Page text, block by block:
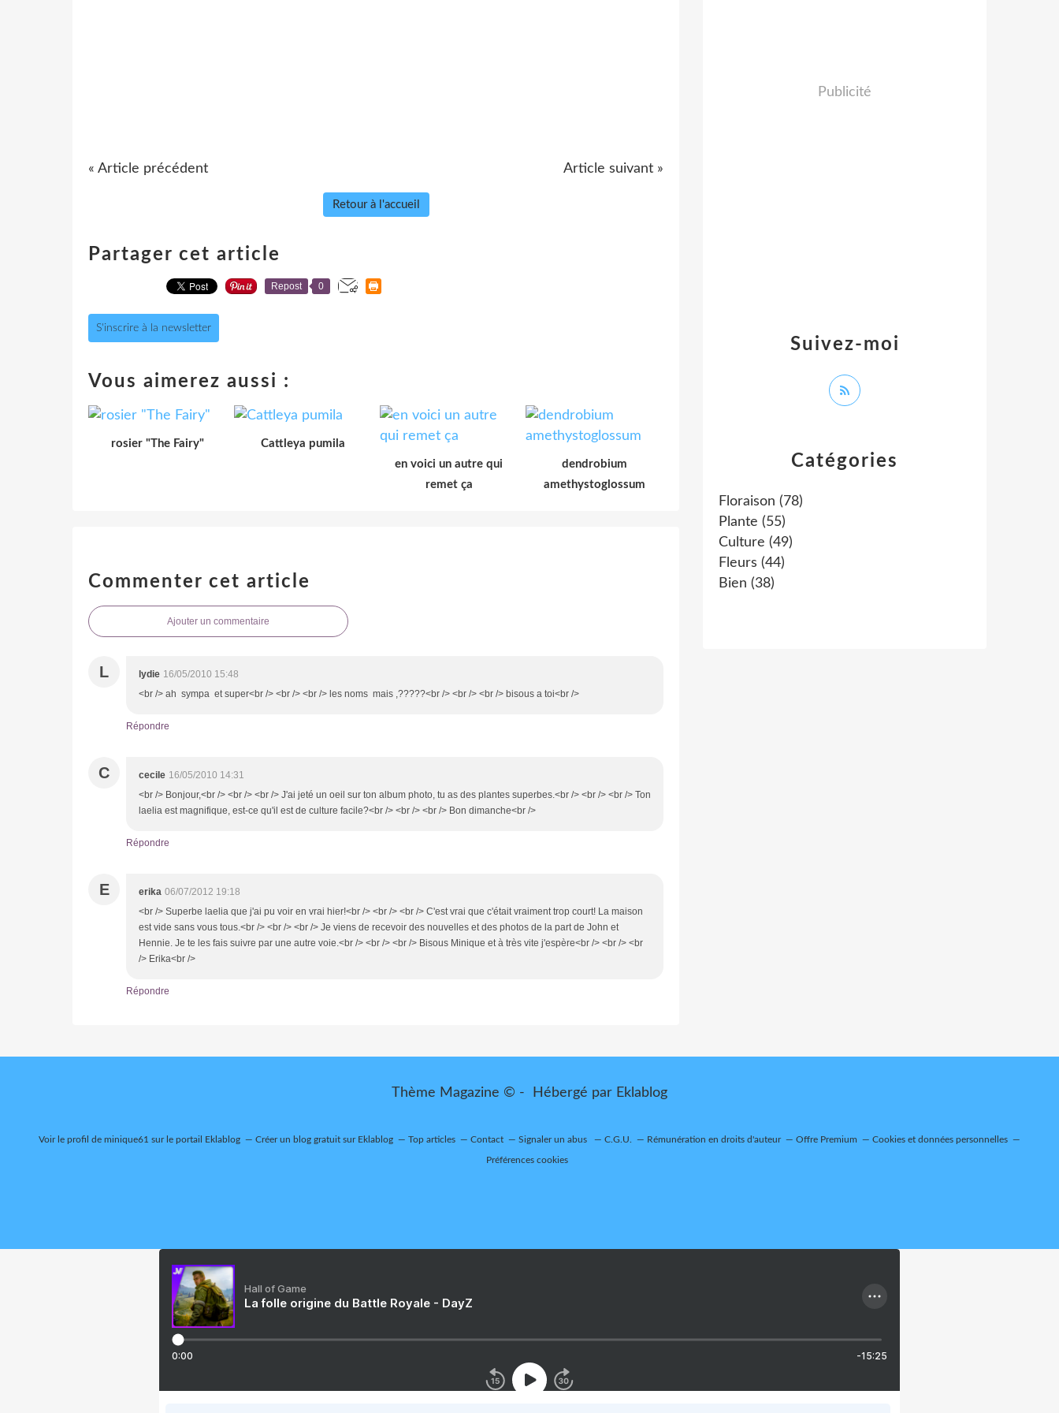
« Article précédent Article suivant »
Retour à l'accueil
Partager cet article
Repost 0
S'inscrire à la newsletter
Vous aimerez aussi :
rosier "The Fairy"
Cattleya pumila
en voici un autre qui
remet ça
dendrobium
amethystoglossum
Commenter cet article
Ajouter un commentaire
L lydie 16/05/2010 15:48
<br /> ah sympa et super<br /> <br /> <br /> les noms mais ,?????<br /> <br /> <br /> bisous a toi<br />
Répondre
C cecile 16/05/2010 14:31
<br /> Bonjour,<br /> <br /> <br /> J'ai jeté un oeil sur ton album photo, tu as des plantes superbes.<br /> <br /> <br /> Ton
laelia est magnifique, est-ce qu'il est de culture facile?<br /> <br /> <br /> Bon dimanche<br />
Répondre
E erika 06/07/2012 19:18
<br /> Superbe laelia que j'ai pu voir en vrai hier!<br /> <br /> <br /> C'est vrai que c'était vraiment trop court! La maison
est vide sans vous tous.<br /> <br /> <br /> Je viens de recevoir des nouvelles et des photos de la part de John et
Hennie. Je te les fais suivre par une autre voie.<br /> <br /> <br /> Bisous Minique et à très vite j'espère<br /> <br /> <br
/> Erika<br />
Répondre
Catégories
Floraison (78)
Plante (55)
Culture (49)
Fleurs (44)
Bien (38)
Suivez-moi
Publicité
Thème Magazine © - Hébergé par Eklablog
Voir le profil de minique61 sur le portail Eklablog Créer un blog gratuit sur Eklablog Top articles Contact Signaler un abus C.G.U. Rémunération en droits d'auteur Offre Premium Cookies et données personnelles
Préférences cookies
Hall of Game
La folle origine du Battle Royale - DayZ
0:00 -15:25